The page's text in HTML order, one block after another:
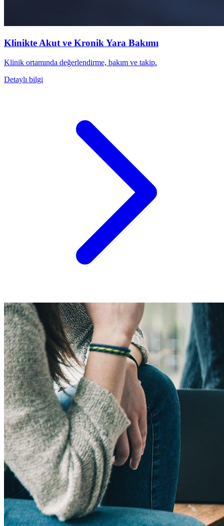
Klinikte Akut ve Kronik Yara Bakımı
Klinik ortamında değerlendirme, bakım ve takip.
Detaylı bilgi